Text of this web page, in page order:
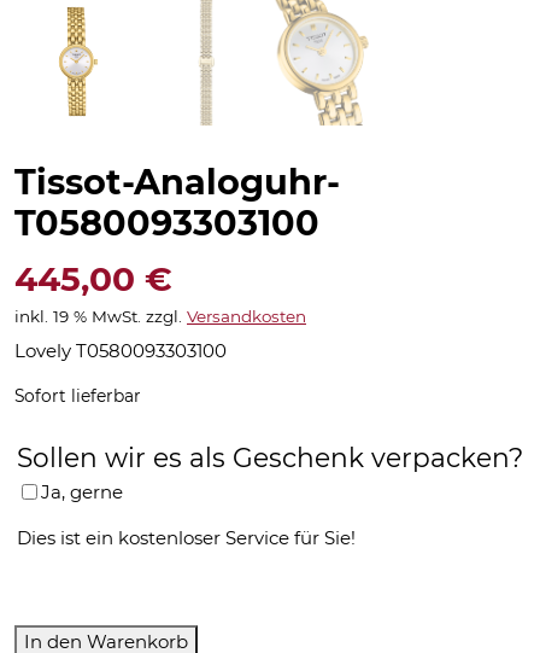
Tissot-Analoguhr-
T0580093303100
445,00 €
inkl. 19 % MwSt. zzgl. Versandkosten
Lovely T0580093303100
Sofort lieferbar
Sollen wir es als Geschenk verpacken?
Ja, gerne
Dies ist ein kostenloser Service für Sie!
Tissot-
In den Warenkorb